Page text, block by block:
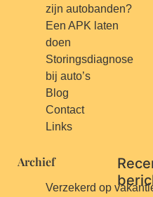
zijn autobanden?
Een APK laten
doen
Storingsdiagnose
bij auto’s
Blog
Contact
Links
Archief
Verzekerd op